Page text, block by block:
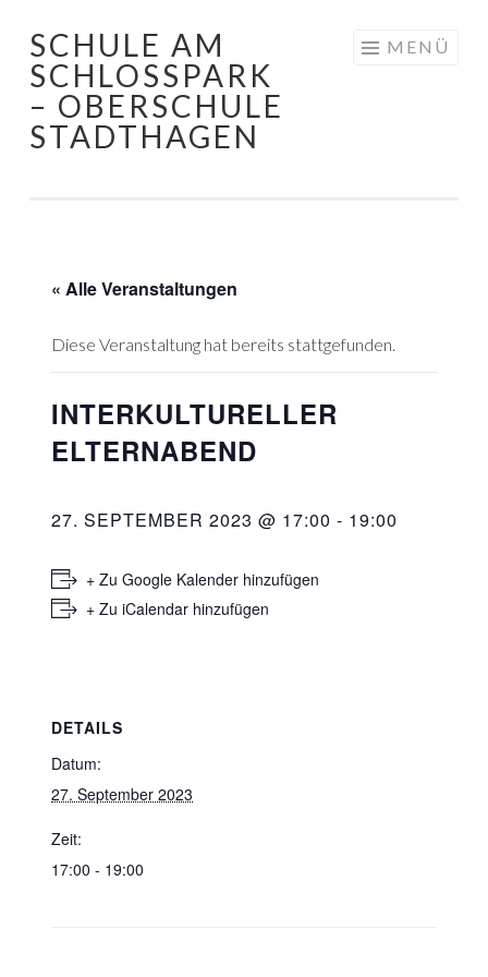
Springe
zum
Inhalt
SCHULE AM
SCHLOSSPARK
– OBERSCHULE
STADTHAGEN
MENÜ
« Alle Veranstaltungen
Diese Veranstaltung hat bereits stattgefunden.
INTERKULTURELLER
ELTERNABEND
27. SEPTEMBER 2023 @ 17:00 - 19:00
+ Zu Google Kalender hinzufügen
+ Zu iCalendar hinzufügen
DETAILS
Datum:
27. September 2023
Zeit:
17:00 - 19:00